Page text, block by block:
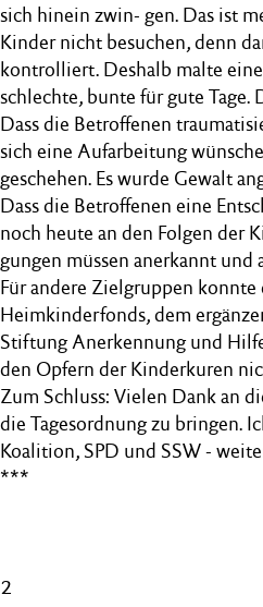
sich hinein zwin- gen. Das ist
Kinder nicht besuchen, denn
kontrolliert. Deshalb malte
schlechte, bunte für gute Tage.
Dass die Betroffenen
sich eine Aufarbeitung
geschehen. Es wurde Gewalt
Dass die Betroffenen eine
noch heute an den Folgen der
gungen müssen anerkannt und
Für andere Zielgruppen
Heimkinderfonds, dem
Stiftung Anerkennung und
den Opfern der Kinderkuren
Zum Schluss: Vielen Dank an
die Tagesordnung zu bringen.
Koalition, SPD und SSW -
***
2